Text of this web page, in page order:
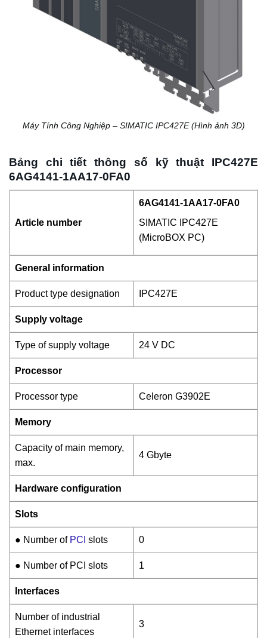
Máy Tính Công Nghiệp – SIMATIC IPC427E (Hình ảnh 3D)
Bảng chi tiết thông số kỹ thuật IPC427E
6AG4141-1AA17-0FA0
Article number
6AG4141-1AA17-0FA0
SIMATIC IPC427E
(MicroBOX PC)
General information
Product type designation IPC427E
Supply voltage
Type of supply voltage 24 V DC
Processor
Processor type Celeron G3902E
Memory
Capacity of main memory,
max.
4 Gbyte
Hardware configuration
Slots
● Number of PCI slots 0
● Number of PCI slots 1
Interfaces
Number of industrial
Ethernet interfaces
3